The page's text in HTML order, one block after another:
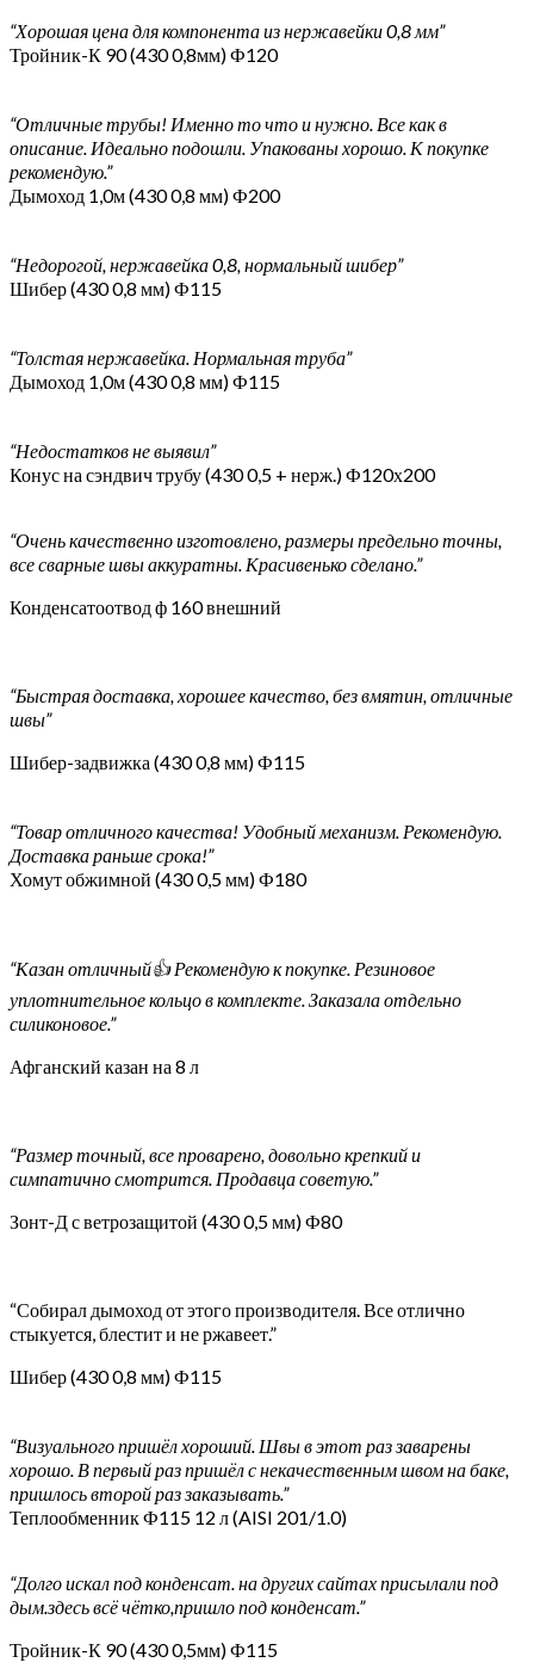
“Хорошая цена для компонента из нержавейки 0,8 мм”
Тройник-К 90 (430 0,8мм) Ф120
“Отличные трубы! Именно то что и нужно. Все как в
описание. Идеально подошли. Упакованы хорошо. К покупке
рекомендую.”
Дымоход 1,0м (430 0,8 мм) Ф200
“Недорогой, нержавейка 0,8, нормальный шибер”
Шибер (430 0,8 мм) Ф115
“Толстая нержавейка. Нормальная труба”
Дымоход 1,0м (430 0,8 мм) Ф115
“Недостатков не выявил”
Конус на сэндвич трубу (430 0,5 + нерж.) Ф120х200
“Очень качественно изготовлено, размеры предельно точны,
все сварные швы аккуратны. Красивенько сделано.”
Конденсатоотвод ф 160 внешний
“Быстрая доставка, хорошее качество, без вмятин, отличные
швы”
Шибер-задвижка (430 0,8 мм) Ф115
“Товар отличного качества! Удобный механизм. Рекомендую.
Доставка раньше срока!”
Хомут обжимной (430 0,5 мм) Ф180
“Казан отличный👍 Рекомендую к покупке. Резиновое
уплотнительное кольцо в комплекте. Заказала отдельно
силиконовое.”
Афганский казан на 8 л
“Размер точный, все проварено, довольно крепкий и
симпатично смотрится. Продавца советую.”
Зонт-Д с ветрозащитой (430 0,5 мм) Ф80
“Собирал дымоход от этого производителя. Все отлично
стыкуется, блестит и не ржавеет.”
Шибер (430 0,8 мм) Ф115
“Визуального пришёл хороший. Швы в этот раз заварены
хорошо. В первый раз пришёл с некачественным швом на баке,
пришлось второй раз заказывать.”
Теплообменник Ф115 12 л (AISI 201/1.0)
“Долго искал под конденсат. на других сайтах присылали под
дым.здесь всё чётко,пришло под конденсат.”
Тройник-К 90 (430 0,5мм) Ф115